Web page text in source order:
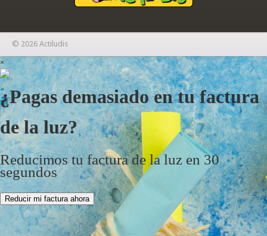
© 2026 Actiludis
×
¿Pagas demasiado en tu factura
de la luz?
Reducimos tu factura de la luz en 30
segundos
Reducir mi factura ahora